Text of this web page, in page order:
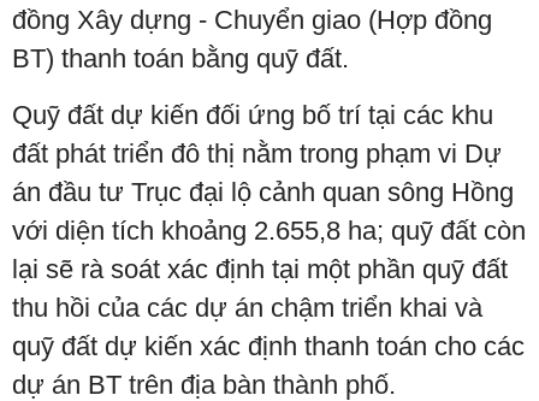
đồng Xây dựng - Chuyển giao (Hợp đồng
BT) thanh toán bằng quỹ đất.
Quỹ đất dự kiến đối ứng bố trí tại các khu
đất phát triển đô thị nằm trong phạm vi Dự
án đầu tư Trục đại lộ cảnh quan sông Hồng
với diện tích khoảng 2.655,8 ha; quỹ đất còn
lại sẽ rà soát xác định tại một phần quỹ đất
thu hồi của các dự án chậm triển khai và
quỹ đất dự kiến xác định thanh toán cho các
dự án BT trên địa bàn thành phố.